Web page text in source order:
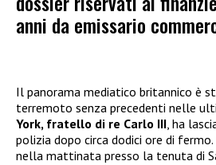
anni da emissario
Il panorama mediatico britannico è
terremoto senza precedenti nelle
York, fratello di re Carlo III, ha
polizia dopo circa dodici ore di fermo.
nella mattinata presso la tenuta di